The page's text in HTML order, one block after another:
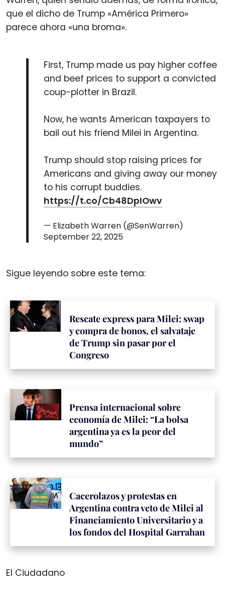
que el dicho de Trump «América Primero»
parece ahora «una broma».
First, Trump made us pay higher coffee
and beef prices to support a convicted
coup-plotter in Brazil.
Now, he wants American taxpayers to
bail out his friend Milei in Argentina.
Trump should stop raising prices for
Americans and giving away our money
to his corrupt buddies.
https://t.co/Cb48DpIOwv
— Elizabeth Warren (@SenWarren)
September 22, 2025
Sigue leyendo sobre este tema:
Rescate express para Milei: swap
y compra de bonos, el salvataje
de Trump sin pasar por el
Congreso
Prensa internacional sobre
economía de Milei: “La bolsa
argentina ya es la peor del
mundo”
Cacerolazos y protestas en
Argentina contra veto de Milei al
Financiamiento Universitario y a
los fondos del Hospital Garrahan
El Ciudadano